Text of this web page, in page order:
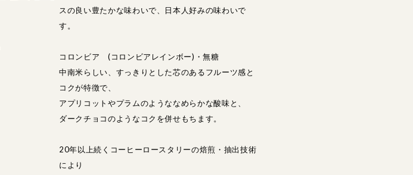
スの良い豊たかな味わいで、日本人好みの味わいで
す。
コロンビア (コロンビアレインボー)・無糖
中南米らしい、すっきりとした芯のあるフルーツ感と
コクが特徴で、
アプリコットやプラムのようななめらかな酸味と、
ダークチョコのようなコクを併せもちます。
20年以上続くコーヒーロースタリーの焙煎・抽出技術
により